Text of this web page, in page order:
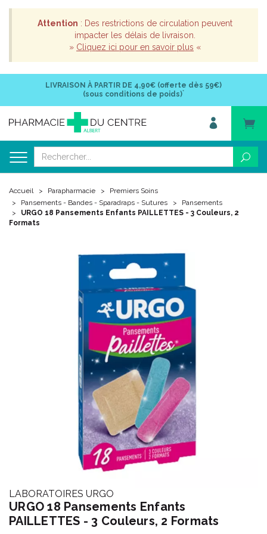
Attention : Des restrictions de circulation peuvent
impacter les délais de livraison.
» Cliquez ici pour en savoir plus «
LIVRAISON À PARTIR DE 4,90€ (offerte dès 59€)
(sous conditions de poids)*
Accueil Parapharmacie
Premiers Soins
Pansements - Bandes - Sparadraps - Sutures
Pansements
URGO 18 Pansements Enfants PAILLETTES - 3 Couleurs, 2
Formats
LABORATOIRES URGO
URGO 18 Pansements Enfants
PAILLETTES - 3 Couleurs, 2 Formats